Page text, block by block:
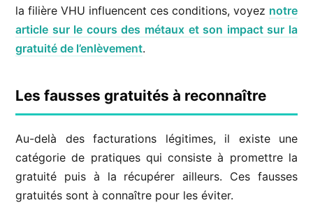
la filière VHU influencent ces conditions, voyez notre
article sur le cours des métaux et son impact sur la
gratuité de l’enlèvement.
Les fausses gratuités à reconnaître
Au-delà des facturations légitimes, il existe une
catégorie de pratiques qui consiste à promettre la
gratuité puis à la récupérer ailleurs. Ces fausses
gratuités sont à connaître pour les éviter.